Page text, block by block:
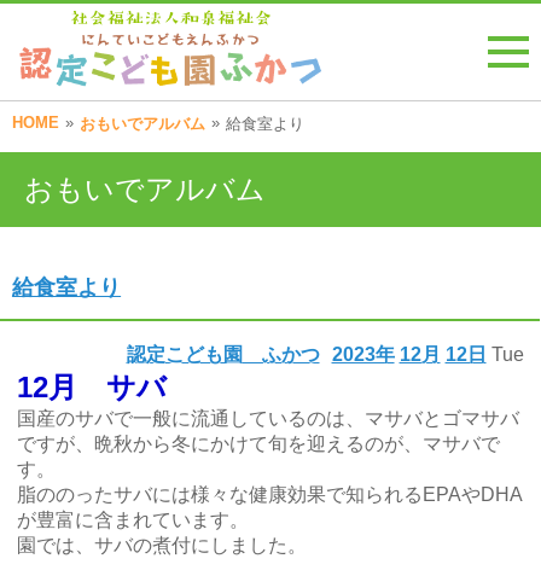
HOME » おもいでアルバム » 給食室より
おもいでアルバム
給食室より
2023年 12月 12日 Tue
認定こども園 ふかつ
12月 サバ
国産のサバで一般に流通しているのは、マサバとゴマサバ
ですが、晩秋から冬にかけて旬を迎えるのが、マサバで
す。
脂ののったサバには様々な健康効果で知られるEPAやDHA
が豊富に含まれています。
園では、サバの煮付にしました。